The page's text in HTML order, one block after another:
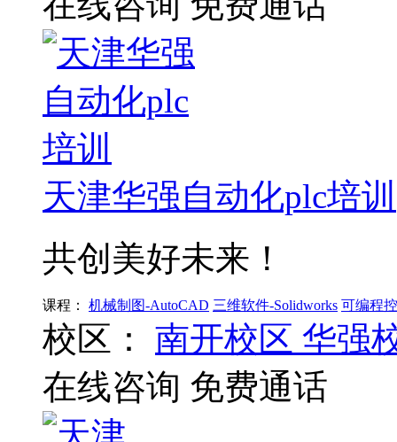
天津华强自动化plc培训
共创美好未来！
课程： 机械制图-AutoCAD 三维软件-Solidworks 可编程
校区： 南开校区 华强
在线咨询 免费通话